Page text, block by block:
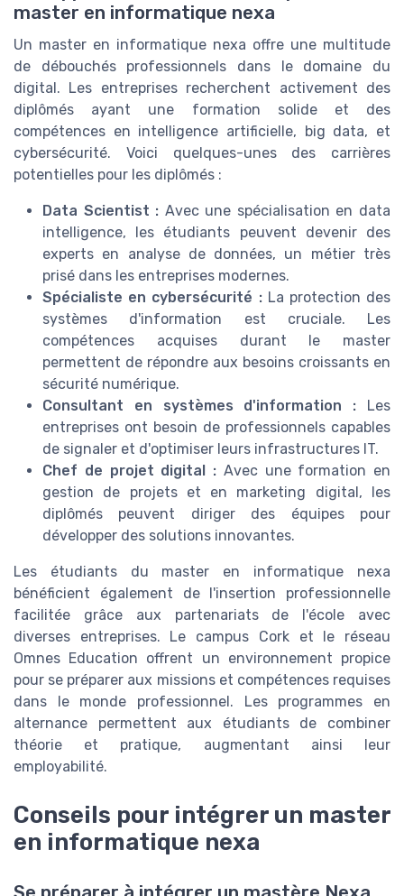
master en informatique nexa
Un master en informatique nexa offre une multitude
de débouchés professionnels dans le domaine du
digital. Les entreprises recherchent activement des
diplômés ayant une formation solide et des
compétences en intelligence artificielle, big data, et
cybersécurité. Voici quelques-unes des carrières
potentielles pour les diplômés :
Data Scientist : Avec une spécialisation en data
intelligence, les étudiants peuvent devenir des
experts en analyse de données, un métier très
prisé dans les entreprises modernes.
Spécialiste en cybersécurité :La protection des
systèmes d'information est cruciale. Les
compétences acquises durant le master
permettent de répondre aux besoins croissants en
sécurité numérique.
Consultant en systèmes d'information : Les
entreprises ont besoin de professionnels capables
de signaler et d'optimiser leurs infrastructures IT.
Chef de projet digital : Avec une formation en
gestion de projets et en marketing digital, les
diplômés peuvent diriger des équipes pour
développer des solutions innovantes.
Les étudiants du master en informatique nexa
bénéficient également de l'insertion professionnelle
facilitée grâce aux partenariats de l'école avec
diverses entreprises. Le campus Cork et le réseau
Omnes Education offrent un environnement propice
pour se préparer aux missions et compétences requises
dans le monde professionnel. Les programmes en
alternance permettent aux étudiants de combiner
théorie et pratique, augmentant ainsi leur
employabilité.
Conseils pour intégrer un master
en informatique nexa